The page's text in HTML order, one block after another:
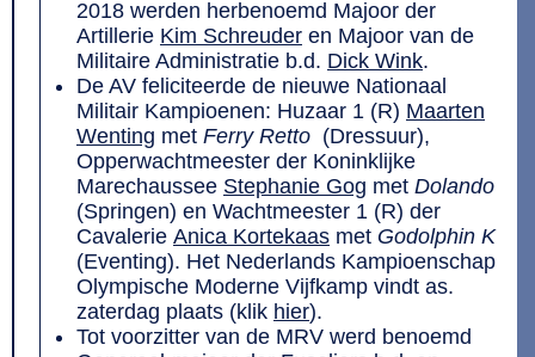
2018 werden herbenoemd Majoor der
Artillerie Kim Schreuder en Majoor van de
Militaire Administratie b.d. Dick Wink.
De AV feliciteerde de nieuwe Nationaal
Militair Kampioenen: Huzaar 1 (R) Maarten
Wenting met Ferry Retto (Dressuur),
Opperwachtmeester der Koninklijke
Marechaussee Stephanie Gog met Dolando
(Springen) en Wachtmeester 1 (R) der
Cavalerie Anica Kortekaas met Godolphin K
(Eventing). Het Nederlands Kampioenschap
Olympische Moderne Vijfkamp vindt as.
zaterdag plaats (klik hier).
Tot voorzitter van de MRV werd benoemd